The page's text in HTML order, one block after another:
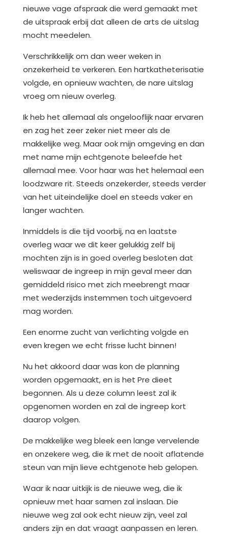
nieuwe vage afspraak die werd gemaakt met
de uitspraak erbij dat alleen de arts de uitslag
mocht meedelen.
Verschrikkelijk om dan weer weken in
onzekerheid te verkeren. Een hartkatheterisatie
volgde, en opnieuw wachten, de nare uitslag
vroeg om nieuw overleg.
Ik heb het allemaal als ongelooflijk naar ervaren
en zag het zeer zeker niet meer als de
makkelijke weg. Maar ook mijn omgeving en dan
met name mijn echtgenote beleefde het
allemaal mee. Voor haar was het helemaal een
loodzware rit. Steeds onzekerder, steeds verder
van het uiteindelijke doel en steeds vaker en
langer wachten.
Inmiddels is die tijd voorbij, na en laatste
overleg waar we dit keer gelukkig zelf bij
mochten zijn is in goed overleg besloten dat
weliswaar de ingreep in mijn geval meer dan
gemiddeld risico met zich meebrengt maar
met wederzijds instemmen toch uitgevoerd
mag worden.
Een enorme zucht van verlichting volgde en
even kregen we echt frisse lucht binnen!
Nu het akkoord daar was kon de planning
worden opgemaakt, en is het Pre dieet
begonnen. Als u deze column leest zal ik
opgenomen worden en zal de ingreep kort
daarop volgen.
De makkelijke weg bleek een lange vervelende
en onzekere weg, die ik met de nooit aflatende
steun van mijn lieve echtgenote heb gelopen.
Waar ik naar uitkijk is de nieuwe weg, die ik
opnieuw met haar samen zal inslaan. Die
nieuwe weg zal ook echt nieuw zijn, veel zal
anders zijn en dat vraagt aanpassen en leren.